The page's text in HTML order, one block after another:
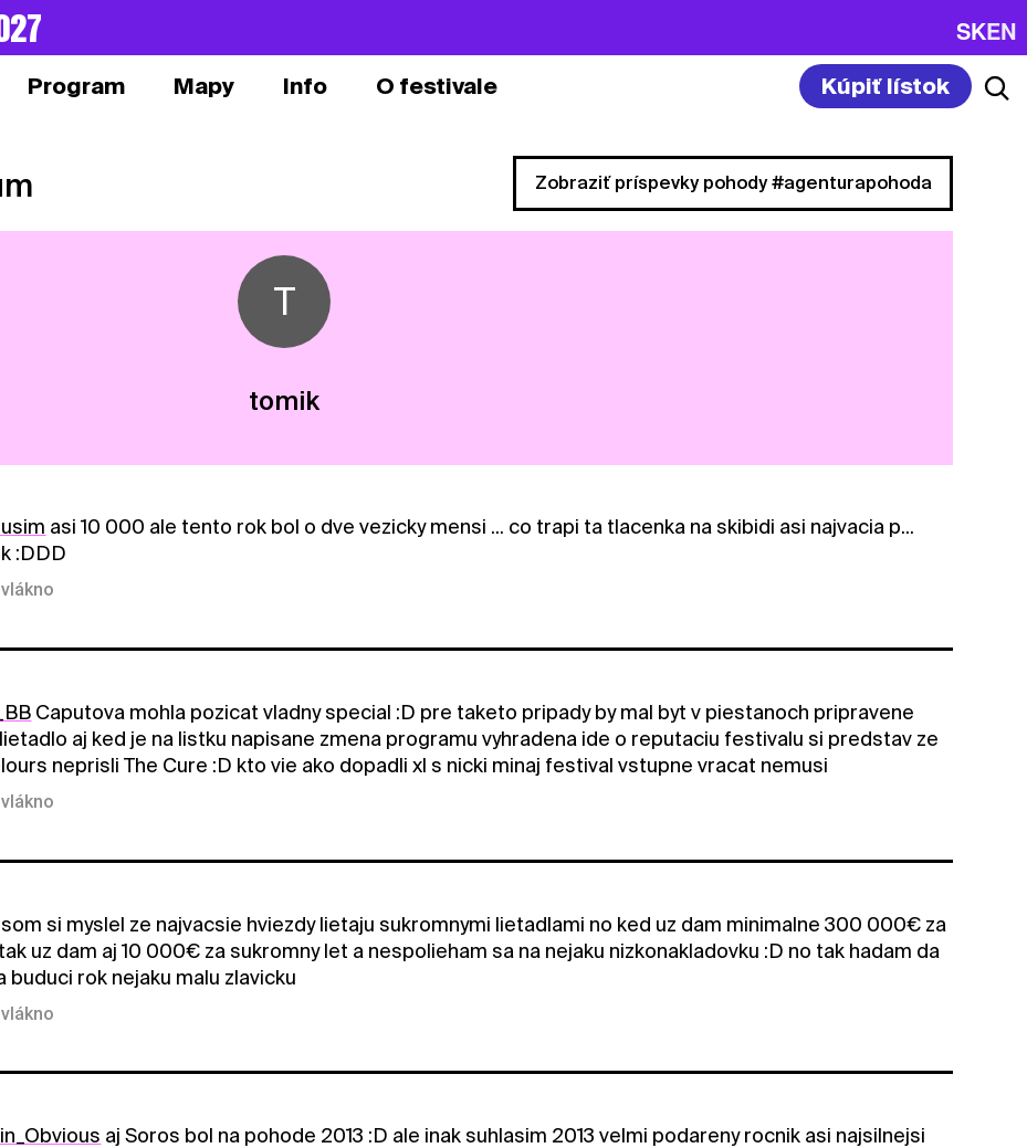
SKEN
Program Mapy Info O festivale Kúpiť lístok
Zobraziť príspevky pohody #agenturapohoda
T
tomik
asi 10 000 ale tento rok bol o dve vezicky mensi ... co trapi ta tlacenka na skibidi asi najvacia p...
:DDD
Caputova mohla pozicat vladny special :D pre taketo pripady by mal byt v piestanoch pripravene
aj ked je na listku napisane zmena programu vyhradena ide o reputaciu festivalu si predstav ze
neprisli The Cure :D kto vie ako dopadli xl s nicki minaj festival vstupne vracat nemusi
si myslel ze najvacsie hviezdy lietaju sukromnymi lietadlami no ked uz dam minimalne 300 000€ za
uz dam aj 10 000€ za sukromny let a nespolieham sa na nejaku nizkonakladovku :D no tak hadam da
buduci rok nejaku malu zlavicku
aj Soros bol na pohode 2013 :D ale inak suhlasim 2013 velmi podareny rocnik asi najsilnejsi